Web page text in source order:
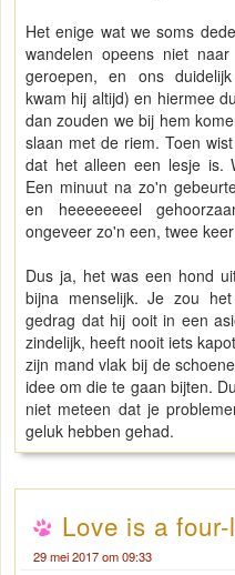
Het enige wat we soms
wandelen opeens niet
geroepen, en ons
kwam hij altijd) en hiermee
dan zouden we bij hem
slaan met de riem. Toen
dat het alleen een lesje is.
Een minuut na zo'n
en heeeeeeeel
ongeveer zo'n een, twee
Dus ja, het was een hond
bijna menselijk. Je zou
gedrag dat hij ooit in een
zindelijk, heeft nooit iets
zijn mand vlak bij de
idee om die te gaan bijten.
niet meteen dat je
geluk hebben gehad.
Love is a
29 mei 2017 om 09:33